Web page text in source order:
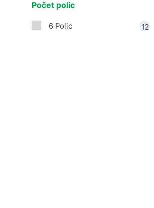
Počet polic
6 Polic 12